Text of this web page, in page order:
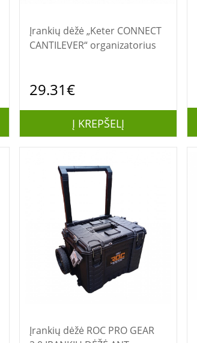
Įrankių dėžė „Keter CONNECT
CANTILEVER“ organizatorius
29.31€
Į KREPŠELĮ
Įrankių dėžė ROC PRO GEAR